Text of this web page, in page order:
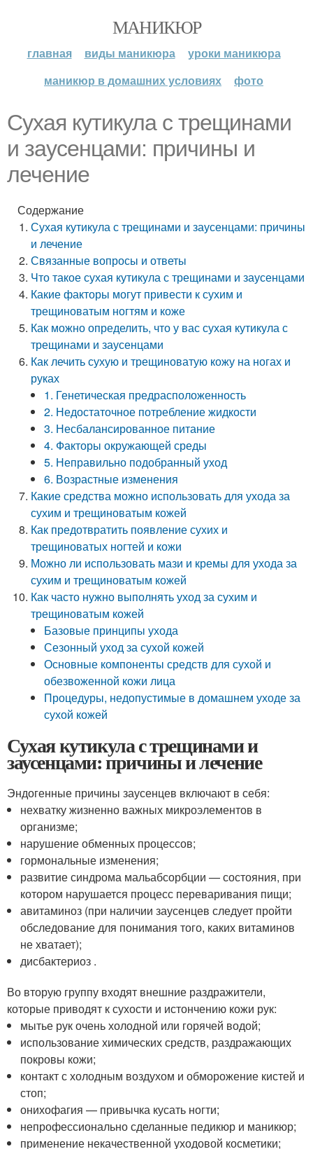
МАНИКЮР
главная виды маникюра
уроки маникюра
маникюр в домашних условиях
фото
Сухая кутикула с трещинами
и заусенцами: причины и
лечение
Содержание
Сухая кутикула с трещинами и заусенцами: причины
и лечение
Связанные вопросы и ответы
Что такое сухая кутикула с трещинами и заусенцами
Какие факторы могут привести к сухим и
трещиноватым ногтям и коже
Как можно определить, что у вас сухая кутикула с
трещинами и заусенцами
Как лечить сухую и трещиноватую кожу на ногах и
руках
1. Генетическая предрасположенность
2. Недостаточное потребление жидкости
3. Несбалансированное питание
4. Факторы окружающей среды
5. Неправильно подобранный уход
6. Возрастные изменения
Какие средства можно использовать для ухода за
сухим и трещиноватым кожей
Как предотвратить появление сухих и
трещиноватых ногтей и кожи
Можно ли использовать мази и кремы для ухода за
сухим и трещиноватым кожей
Как часто нужно выполнять уход за сухим и
трещиноватым кожей
Базовые принципы ухода
Сезонный уход за сухой кожей
Основные компоненты средств для сухой и
обезвоженной кожи лица
Процедуры, недопустимые в домашнем уходе за
сухой кожей
Сухая кутикула с трещинами и
заусенцами: причины и лечение
Эндогенные причины заусенцев включают в себя:
нехватку жизненно важных микроэлементов в
организме;
нарушение обменных процессов;
гормональные изменения;
развитие синдрома мальабсорбции — состояния, при
котором нарушается процесс переваривания пищи;
авитаминоз (при наличии заусенцев следует пройти
обследование для понимания того, каких витаминов
не хватает);
дисбактериоз .
Во вторую группу входят внешние раздражители,
которые приводят к сухости и истончению кожи рук:
мытье рук очень холодной или горячей водой;
использование химических средств, раздражающих
покровы кожи;
контакт с холодным воздухом и обморожение кистей и
стоп;
онихофагия — привычка кусать ногти;
непрофессионально сделанные педикюр и маникюр;
применение некачественной уходовой косметики;